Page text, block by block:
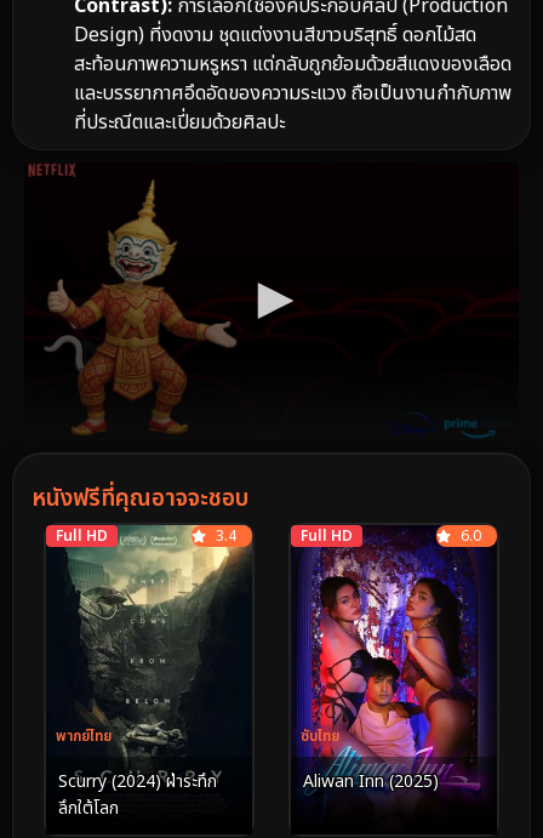
Contrast): การเลือกใช้องค์ประกอบศิลป์ (Production
Design) ที่งดงาม ชุดแต่งงานสีขาวบริสุทธิ์ ดอกไม้สด
สะท้อนภาพความหรูหรา แต่กลับถูกย้อมด้วยสีแดงของเลือด
และบรรยากาศอึดอัดของความระแวง ถือเป็นงานกำกับภาพ
ที่ประณีตและเปี่ยมด้วยศิลปะ
หนังฟรีที่คุณอาจจะชอบ
Full HD
พากย์ไทย
3.4
Scurry (2024) ฝ่าระทึก
ลึกใต้โลก
Full HD
ซับไทย
6.0
Aliwan Inn (2025)